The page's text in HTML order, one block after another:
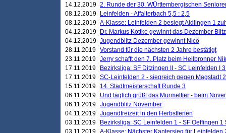
14.12.2019 2. Runde der 30. WÜrttembergischen
08.12.2019
Leinfelden - Affalterbach 5,5 : 2,5
08.12.2019 A-Klasse: Leinfelden 2 besiegt Aidlingen 1
04.12.2019
Dr. Markus Kottke gewinnt das Dezember
04.12.2019 Jugendblitz Dezember gewinnt Nico
28.11.2019 Vorstand für die nächsten 2 Jahre bestätigt
23.11.2019 Jerry schafft den 7. Platz beim Heilbronner
17.11.2019
Bezirksliga: SF Ditzingen II - SC Leinfelden I
17.11.2019 SC-Leinfelden 2 - siegreich gegen Magstadt 2
15.11.2019
14. Stadtmeisterschaft Runde 3
06.11.2019
Und täglich grüßt das Murmeltier - beim
06.11.2019 Jugendblitz November
04.11.2019 Jugendfreizeit in den Herbstferien
03.11.2019
Bezirksliga: SC Leinfelden 1 - SF Oeffingen 1
03.11.2019 A-Klasse: Nächster Kantersieg für Leinfelden